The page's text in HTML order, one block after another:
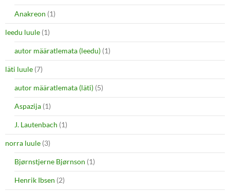
Anakreon (1)
leedu luule (1)
autor määratlemata (leedu) (1)
läti luule (7)
autor määratlemata (läti) (5)
Aspazija (1)
J. Lautenbach (1)
norra luule (3)
Bjørnstjerne Bjørnson (1)
Henrik Ibsen (2)